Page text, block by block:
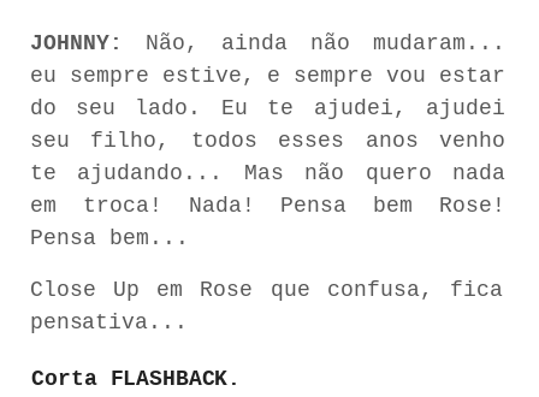
JOHNNY: Não, ainda não
mudaram...
eu
sempre estive, e sempre vou
estar
do
seu lado.
Eu te ajudei, ajudei
seu filho, todos esses anos venho
te ajudando... Mas não quero nada
em troca! Nada! Pensa bem Rose!
Pensa bem...
Close Up em Rose que confusa,
fica
pensativa...
Corta FLASHBACK.